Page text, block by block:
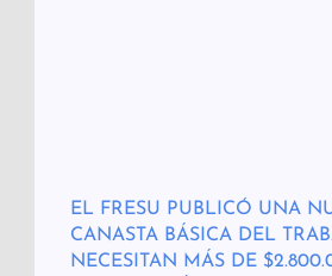
EL FRESU PUBLICÓ UNA
CANASTA BÁSICA DEL
NECESITAN MÁS DE